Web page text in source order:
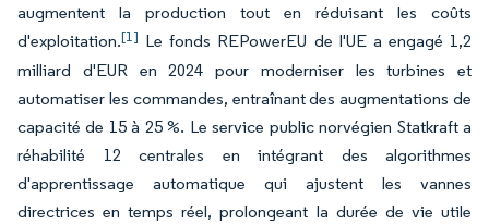
augmentent la production tout en réduisant les coûts
d'exploitation.[1] Le fonds REPowerEU de l'UE a engagé 1,2
milliard d'EUR en 2024 pour moderniser les turbines et
automatiser les commandes, entraînant des augmentations de
capacité de 15 à 25 %. Le service public norvégien Statkraft a
réhabilité 12 centrales en intégrant des algorithmes
d'apprentissage automatique qui ajustent les vannes
directrices en temps réel, prolongeant la durée de vie utile